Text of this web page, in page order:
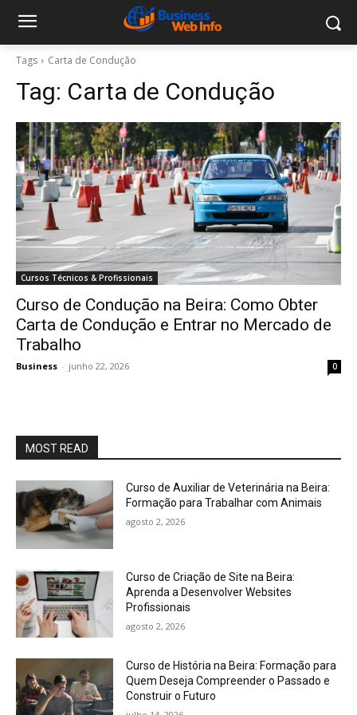
Tags Carta de Condução
Tag: Carta de Condução
Cursos Técnicos & Profissionais
Curso de Condução na Beira: Como Obter
Carta de Condução e Entrar no Mercado de
Trabalho
Business - junho 22, 2026 0
MOST READ
Curso de Auxiliar de Veterinária na Beira:
Formação para Trabalhar com Animais
agosto 2, 2026
Curso de Criação de Site na Beira:
Aprenda a Desenvolver Websites
Profissionais
agosto 2, 2026
Curso de História na Beira: Formação para
Quem Deseja Compreender o Passado e
Construir o Futuro